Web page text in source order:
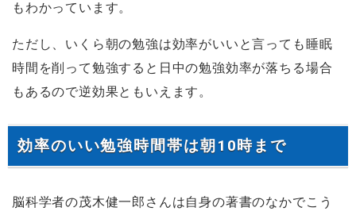
もわかっています。
ただし、いくら朝の勉強は効率がいいと言っても睡眠
時間を削って勉強すると日中の勉強効率が落ちる場合
もあるので逆効果ともいえます。
効率のいい勉強時間帯は朝10時まで
脳科学者の茂木健一郎さんは自身の著書のなかでこう